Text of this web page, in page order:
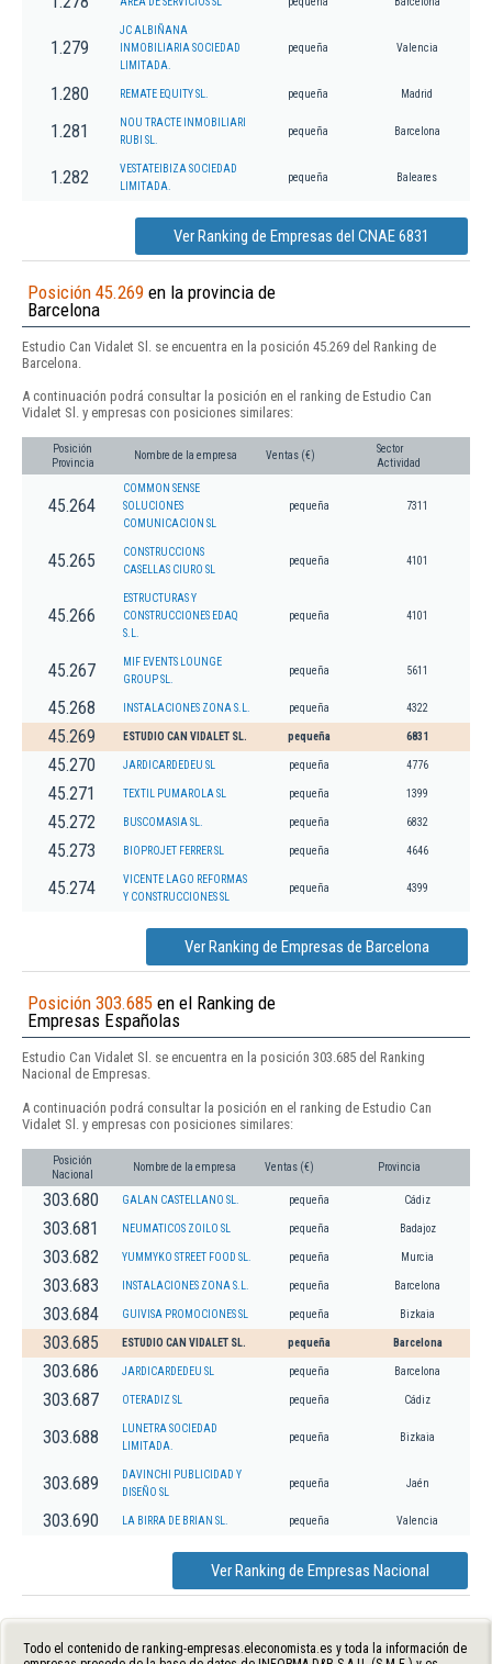
1.279
JC ALBIÑANA
INMOBILIARIA SOCIEDAD
LIMITADA.
pequeña Valencia
1.280 REMATE EQUITY SL. pequeña Madrid
1.281
NOU TRACTE INMOBILIARI
RUBI SL.
pequeña Barcelona
1.282
VESTATEIBIZA SOCIEDAD
LIMITADA.
pequeña Baleares
Ver Ranking de Empresas del CNAE 6831
Posición 45.269 en la provincia de
Barcelona
Estudio Can Vidalet Sl. se encuentra en la posición 45.269 del Ranking de
Barcelona.
A continuación podrá consultar la posición en el ranking de Estudio Can
Vidalet Sl. y empresas con posiciones similares:
Posición
Provincia
Nombre de la empresa Ventas (€)
Sector
Actividad
45.264
COMMON SENSE
SOLUCIONES
COMUNICACION SL
pequeña 7311
45.265
CONSTRUCCIONS
CASELLAS CIURO SL
pequeña 4101
45.266
ESTRUCTURAS Y
CONSTRUCCIONES EDAQ
S.L.
pequeña 4101
45.267
MIF EVENTS LOUNGE
GROUP SL.
pequeña 5611
45.268 INSTALACIONES ZONA S.L. pequeña 4322
45.269 ESTUDIO CAN VIDALET SL. pequeña 6831
45.270 JARDICARDEDEU SL pequeña 4776
45.271 TEXTIL PUMAROLA SL pequeña 1399
45.272 BUSCOMASIA SL. pequeña 6832
45.273 BIOPROJET FERRER SL pequeña 4646
45.274
VICENTE LAGO REFORMAS
Y CONSTRUCCIONES SL
pequeña 4399
Ver Ranking de Empresas de Barcelona
Posición 303.685 en el Ranking de
Empresas Españolas
Estudio Can Vidalet Sl. se encuentra en la posición 303.685 del Ranking
Nacional de Empresas.
A continuación podrá consultar la posición en el ranking de Estudio Can
Vidalet Sl. y empresas con posiciones similares:
Posición
Nacional
Nombre de la empresa Ventas (€) Provincia
303.680 GALAN CASTELLANO SL. pequeña Cádiz
303.681 NEUMATICOS ZOILO SL pequeña Badajoz
303.682 YUMMYKO STREET FOOD SL. pequeña Murcia
303.683 INSTALACIONES ZONA S.L. pequeña Barcelona
303.684 GUIVISA PROMOCIONES SL pequeña Bizkaia
303.685 ESTUDIO CAN VIDALET SL. pequeña Barcelona
303.686 JARDICARDEDEU SL pequeña Barcelona
303.687 OTERADIZ SL pequeña Cádiz
303.688
LUNETRA SOCIEDAD
LIMITADA.
pequeña Bizkaia
303.689
DAVINCHI PUBLICIDAD Y
DISEÑO SL
pequeña Jaén
303.690 LA BIRRA DE BRIAN SL. pequeña Valencia
Ver Ranking de Empresas Nacional
Todo el contenido de ranking-empresas.eleconomista.es y toda la información de